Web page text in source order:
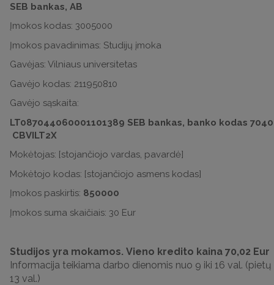
SEB bankas, AB
Įmokos kodas: 3005000
Įmokos pavadinimas: Studijų įmoka
Gavėjas: Vilniaus universitetas
Gavėjo kodas: 211950810
Gavėjo sąskaita:
LT087044060001101389 SEB bankas, banko kodas
CBVILT2X
Mokėtojas: [stojančiojo vardas, pavardė]
Mokėtojo kodas: [stojančiojo asmens kodas]
Įmokos paskirtis: 850000
Įmokos suma skaičiais: 30 Eur
Studijos yra mokamos. Vieno kredito kaina 70,02 Eur
Informacija teikiama darbo dienomis nuo 9 iki 16 val. (pietų
13 val.)